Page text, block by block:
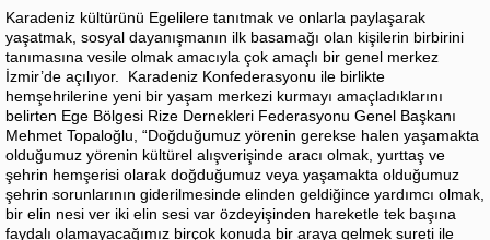
Karadeniz kültürünü Egelilere tanıtmak ve onlarla paylaşarak
yaşatmak, sosyal dayanışmanın ilk basamağı olan kişilerin birbirini
tanımasına vesile olmak amacıyla çok amaçlı bir genel merkez
İzmir’de açılıyor. Karadeniz Konfederasyonu ile birlikte
hemşehrilerine yeni bir yaşam merkezi kurmayı amaçladıklarını
belirten Ege Bölgesi Rize Dernekleri Federasyonu Genel Başkanı
Mehmet Topaloğlu, “Doğduğumuz yörenin gerekse halen yaşamakta
olduğumuz yörenin kültürel alışverişinde aracı olmak, yurttaş ve
şehrin hemşerisi olarak doğduğumuz veya yaşamakta olduğumuz
şehrin sorunlarının giderilmesinde elinden geldiğince yardımcı olmak,
bir elin nesi ver iki elin sesi var özdeyişinden hareketle tek başına
faydalı olamayacağımız birçok konuda bir araya gelmek sureti ile